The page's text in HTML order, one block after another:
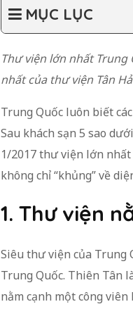
MỤC LỤC
Thư viện lớn nhất
nhất của thư viện Tân
Trung Quốc luôn biết
Sau khách sạn 5 sao
1/2017 thư viện lớn
không chỉ “khủng” về
1. Thư viện
Siêu thư viện của Trung
Trung Quốc. Thiên Tân
nằm cạnh một công